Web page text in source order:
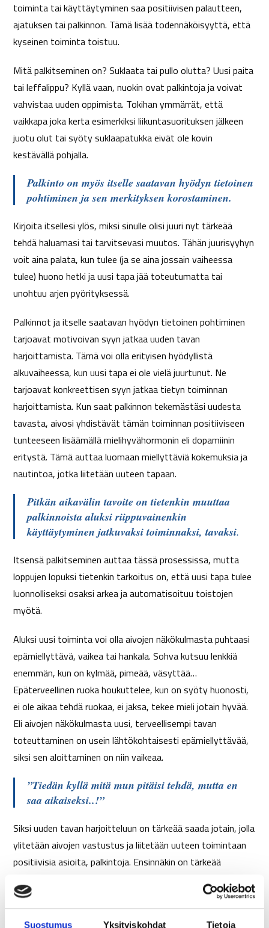
Suostumus Yksityiskohdat Tietoja
toiminta tai käyttäytyminen saa positiivisen palautteen,
ajatuksen tai palkinnon. Tämä lisää todennäköisyyttä, että
kyseinen toiminta toistuu.
Mitä palkitseminen on? Suklaata tai pullo olutta? Uusi paita
tai leffalippu? Kyllä vaan, nuokin ovat palkintoja ja voivat
vahvistaa uuden oppimista. Tokihan ymmärrät, että
vaikkapa joka kerta esimerkiksi liikuntasuorituksen jälkeen
juotu olut tai syöty suklaapatukka eivät ole kovin
kestävällä pohjalla.
Palkinto on myös itselle saatavan hyödyn tietoinen
pohtiminen ja sen merkityksen korostaminen.
Kirjoita itsellesi ylös, miksi sinulle olisi juuri nyt tärkeää
tehdä haluamasi tai tarvitsevasi muutos. Tähän juurisyyhyn
voit aina palata, kun tulee (ja se aina jossain vaiheessa
tulee) huono hetki ja uusi tapa jää toteutumatta tai
unohtuu arjen pyörityksessä.
Palkinnot ja itselle saatavan hyödyn tietoinen pohtiminen
tarjoavat motivoivan syyn jatkaa uuden tavan
harjoittamista. Tämä voi olla erityisen hyödyllistä
alkuvaiheessa, kun uusi tapa ei ole vielä juurtunut. Ne
tarjoavat konkreettisen syyn jatkaa tietyn toiminnan
harjoittamista. Kun saat palkinnon tekemästäsi uudesta
tavasta, aivosi yhdistävät tämän toiminnan positiiviseen
tunteeseen lisäämällä mielihyvähormonin eli dopamiinin
eritystä. Tämä auttaa luomaan miellyttäviä kokemuksia ja
nautintoa, jotka liitetään uuteen tapaan.
Pitkän aikavälin tavoite on tietenkin muuttaa
palkinnoista aluksi riippuvainenkin
käyttäytyminen jatkuvaksi toiminnaksi, tavaksi.
Itsensä palkitseminen auttaa tässä prosessissa, mutta
loppujen lopuksi tietenkin tarkoitus on, että uusi tapa tulee
luonnolliseksi osaksi arkea ja automatisoituu toistojen
myötä.
Aluksi uusi toiminta voi olla aivojen näkökulmasta puhtaasi
epämiellyttävä, vaikea tai hankala. Sohva kutsuu lenkkiä
enemmän, kun on kylmää, pimeää, väsyttää…
Epäterveellinen ruoka houkuttelee, kun on syöty huonosti,
ei ole aikaa tehdä ruokaa, ei jaksa, tekee mieli jotain hyvää.
Eli aivojen näkökulmasta uusi, terveellisempi tavan
toteuttaminen on usein lähtökohtaisesti epämiellyttävää,
siksi sen aloittaminen on niin vaikeaa.
”Tiedän kyllä mitä mun pitäisi tehdä, mutta en
saa aikaiseksi..!”
Siksi uuden tavan harjoitteluun on tärkeää saada jotain, jolla
ylitetään aivojen vastustus ja liitetään uuteen toimintaan
positiivisia asioita, palkintoja. Ensinnäkin on tärkeää
ei niinkään heti mietitä sitä, kuinka paljon, kuinka pitkään tai
täydellistä lopputulosta. Niiden aika on myöhemmin, kun